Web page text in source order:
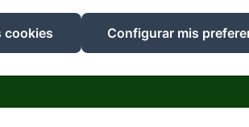
EN FR ES
DESARROLLADO CON
cookies Configurar mis